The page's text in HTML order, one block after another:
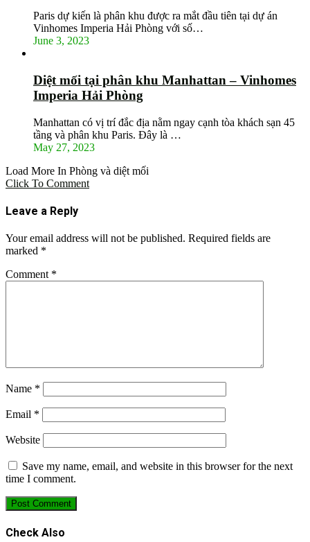
Paris dự kiến là phân khu được ra mắt đầu tiên tại dự án
Vinhomes Imperia Hải Phòng với số…
June 3, 2023
Diệt mối tại phân khu Manhattan – Vinhomes
Imperia Hải Phòng
Manhattan có vị trí đắc địa nằm ngay cạnh tòa khách sạn 45
tầng và phân khu Paris. Đây là …
May 27, 2023
Load More In Phòng và diệt mối
Click To Comment
Leave a Reply
Your email address will not be published. Required fields are
marked *
Comment *
Name *
Email *
Website
Save my name, email, and website in this browser for the next
time I comment.
Check Also